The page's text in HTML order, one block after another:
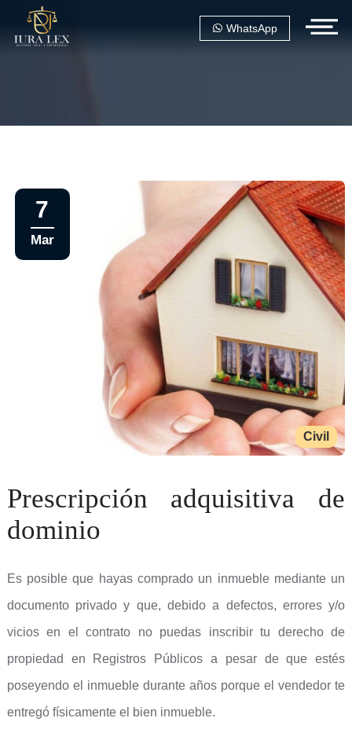
WhatsApp
Civil
7
Mar
Prescripción adquisitiva de
dominio
Es posible que hayas comprado un inmueble mediante un
documento privado y que, debido a defectos, errores y/o
vicios en el contrato no puedas inscribir tu derecho de
propiedad en Registros Públicos a pesar de que estés
poseyendo el inmueble durante años porque el vendedor te
entregó físicamente el bien inmueble.